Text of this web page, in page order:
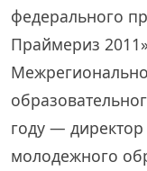
федерального
Праймериз
году —
молодежного